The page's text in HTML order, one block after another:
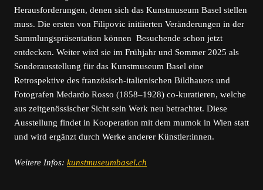
Herausforderungen, denen sich das Kunstmuseum Basel stellen
muss. Die ersten von Filipovic initiierten Veränderungen in der
Sammlungspräsentation können Besuchende schon jetzt
entdecken. Weiter wird sie im Frühjahr und Sommer 2025 als
Sonderausstellung für das Kunstmuseum Basel eine
Retrospektive des französisch-italienischen Bildhauers und
Fotografen Medardo Rosso (1858–1928) co-kuratieren, welche
aus zeitgenössischer Sicht sein Werk neu betrachtet. Diese
Ausstellung findet in Kooperation mit dem mumok in Wien statt
und wird ergänzt durch Werke anderer Künstler:innen.
Weitere Infos: kunstmuseumbasel.ch